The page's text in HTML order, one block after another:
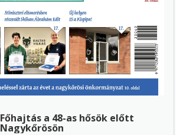
Főhajtás a 48-as hősök előtt
Nagykőrösön